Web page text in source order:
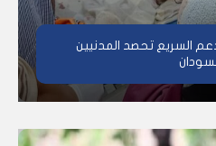
السريع تحصد المدنيين